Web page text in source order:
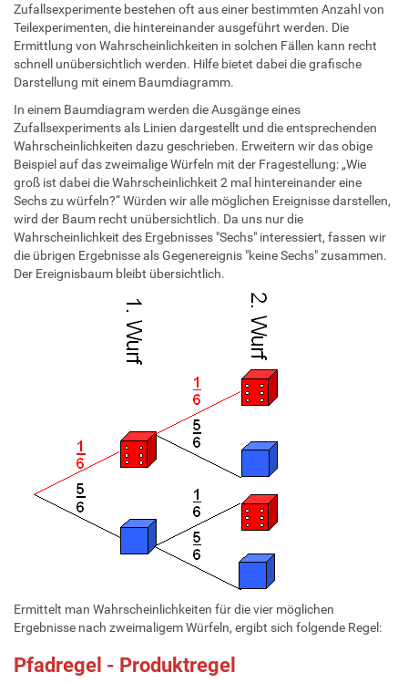
Zufallsexperimente bestehen oft aus einer bestimmten Anzahl von
Teilexperimenten, die hintereinander ausgeführt werden. Die
Ermittlung von Wahrscheinlichkeiten in solchen Fällen kann recht
schnell unübersichtlich werden. Hilfe bietet dabei die grafische
Darstellung mit einem Baumdiagramm.
In einem Baumdiagram werden die Ausgänge eines
Zufallsexperiments als Linien dargestellt und die entsprechenden
Wahrscheinlichkeiten dazu geschrieben. Erweitern wir das obige
Beispiel auf das zweimalige Würfeln mit der Fragestellung: „Wie
groß ist dabei die Wahrscheinlichkeit 2 mal hintereinander eine
Sechs zu würfeln?“ Würden wir alle möglichen Ereignisse darstellen,
wird der Baum recht unübersichtlich. Da uns nur die
Wahrscheinlichkeit des Ergebnisses "Sechs" interessiert, fassen wir
die übrigen Ergebnisse als Gegenereignis "keine Sechs" zusammen.
Der Ereignisbaum bleibt übersichtlich.
Ermittelt man Wahrscheinlichkeiten für die vier möglichen
Ergebnisse nach zweimaligem Würfeln, ergibt sich folgende Regel:
Pfadregel - Produktregel